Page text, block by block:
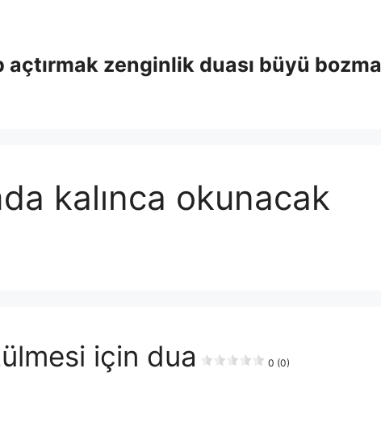
açtırmak zenginlik duası büyü bozma
kalınca okunacak
için dua 0 (0)